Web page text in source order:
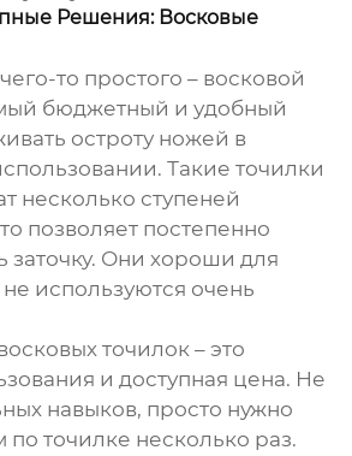
Решения: Восковые
то простого – восковой
бюджетный и удобный
остроту ножей в
Такие точилки
несколько ступеней
позволяет постепенно
заточку. Они хороши для
используются очень
точилок – это
и доступная цена. Не
навыков, просто нужно
точилке несколько раз.